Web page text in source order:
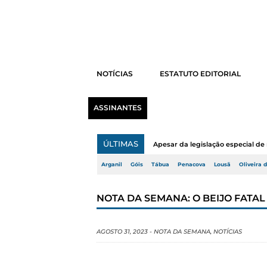
NOTÍCIAS ESTATUTO EDITORIAL
ASSINANTES
ÚLTIMAS Apesar da legislação especial
Arganil Góis Tábua Penacova Lousã Oliveira
NOTA DA SEMANA: O BEIJO FATAL
AGOSTO 31, 2023 - NOTA DA SEMANA, NOTÍCIAS